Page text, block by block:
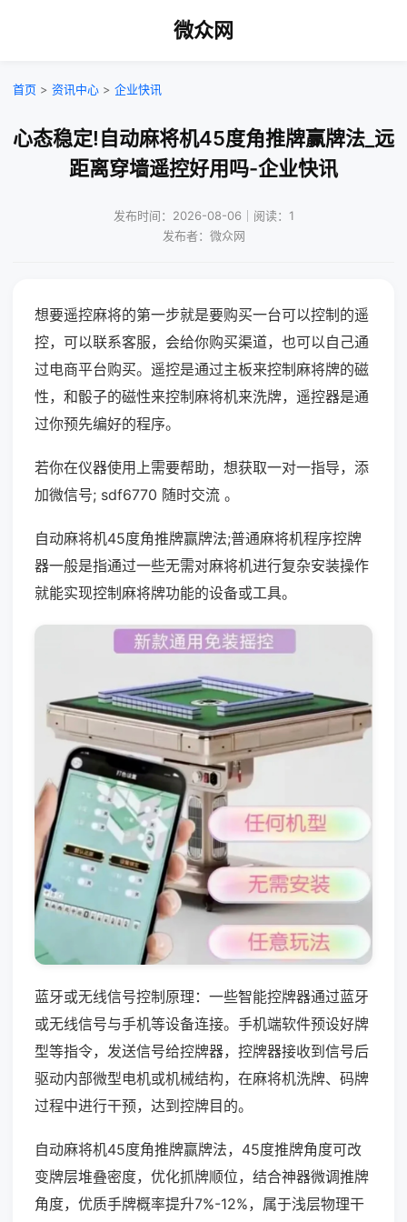
微众网
首页 > 资讯中心 > 企业快讯
心态稳定!自动麻将机45度角推牌赢牌法_远
距离穿墙遥控好用吗-企业快讯
发布时间：2026-08-06｜阅读：1
发布者：微众网
想要遥控麻将的第一步就是要购买一台可以控制的遥
控，可以联系客服，会给你购买渠道，也可以自己通
过电商平台购买。遥控是通过主板来控制麻将牌的磁
性，和骰子的磁性来控制麻将机来洗牌，遥控器是通
过你预先编好的程序。
若你在仪器使用上需要帮助，想获取一对一指导，添
加微信号; sdf6770 随时交流 。
自动麻将机45度角推牌赢牌法;普通麻将机程序控牌
器一般是指通过一些无需对麻将机进行复杂安装操作
就能实现控制麻将牌功能的设备或工具。
蓝牙或无线信号控制原理：一些智能控牌器通过蓝牙
或无线信号与手机等设备连接。手机端软件预设好牌
型等指令，发送信号给控牌器，控牌器接收到信号后
驱动内部微型电机或机械结构，在麻将机洗牌、码牌
过程中进行干预，达到控牌目的。
自动麻将机45度角推牌赢牌法，45度推牌角度可改
变牌层堆叠密度，优化抓牌顺位，结合神器微调推牌
角度，优质手牌概率提升7%-12%，属于浅层物理干